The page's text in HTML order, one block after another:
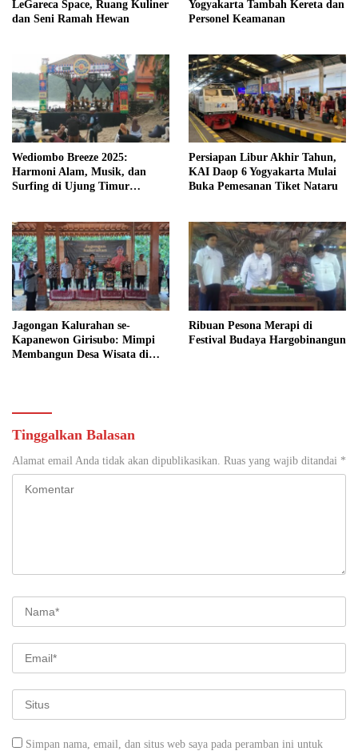
LeGareca Space, Ruang Kuliner
dan Seni Ramah Hewan
Yogyakarta Tambah Kereta dan
Personel Keamanan
Wediombo Breeze 2025:
Harmoni Alam, Musik, dan
Surfing di Ujung Timur
Persiapan Libur Akhir Tahun,
KAI Daop 6 Yogyakarta Mulai
Buka Pemesanan Tiket Nataru
Jagongan Kalurahan se-
Kapanewon Girisubo: Mimpi
Membangun Desa Wisata di
Ribuan Pesona Merapi di
Festival Budaya Hargobinangun
Tinggalkan Balasan
Alamat email Anda tidak akan dipublikasikan. Ruas yang wajib ditandai *
Simpan nama, email, dan situs web saya pada peramban ini untuk